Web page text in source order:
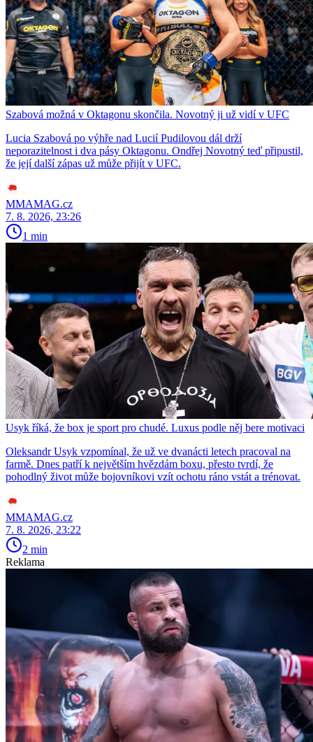
Szabová možná v Oktagonu skončila. Novotný ji už vidí v UFC
Lucia Szabová po výhře nad Lucií Pudilovou dál drží
neporazitelnost i dva pásy Oktagonu. Ondřej Novotný teď připustil,
že její další zápas už může přijít v UFC.
MMAMAG.cz
7. 8. 2026, 23:26
1 min
Usyk říká, že box je sport pro chudé. Luxus podle něj bere motivaci
Oleksandr Usyk vzpomínal, že už ve dvanácti letech pracoval na
farmě. Dnes patří k největším hvězdám boxu, přesto tvrdí, že
pohodlný život může bojovníkovi vzít ochotu ráno vstát a trénovat.
MMAMAG.cz
7. 8. 2026, 23:22
2 min
Reklama